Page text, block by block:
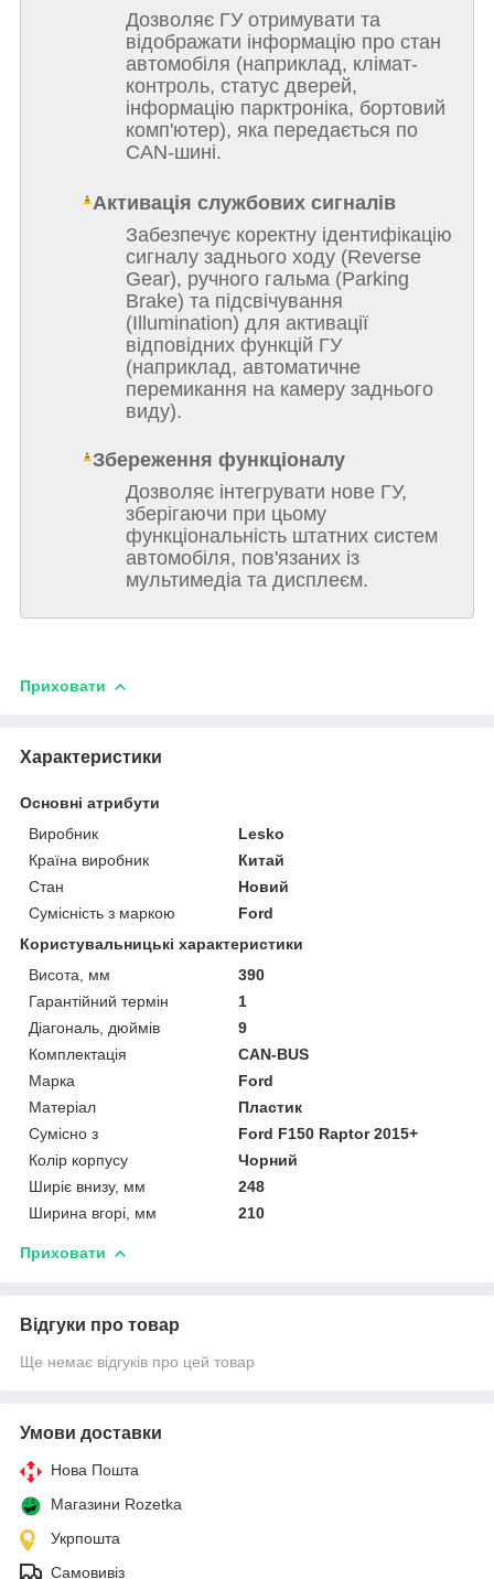
Дозволяє ГУ отримувати та
відображати інформацію про стан
автомобіля (наприклад, клімат-
контроль, статус дверей,
інформацію парктроніка, бортовий
комп'ютер), яка передається по
CAN-шині.
Активація службових сигналів
Забезпечує коректну ідентифікацію
сигналу заднього ходу (Reverse
Gear), ручного гальма (Parking
Brake) та підсвічування
(Illumination) для активації
відповідних функцій ГУ
(наприклад, автоматичне
перемикання на камеру заднього
виду).
Збереження функціоналу
Дозволяє інтегрувати нове ГУ,
зберігаючи при цьому
функціональність штатних систем
автомобіля, пов'язаних із
мультимедіа та дисплеєм.
Приховати
Характеристики
Основні атрибути
Виробник
Lesko
Країна виробник
Китай
Стан
Новий
Сумісність з маркою
Ford
Користувальницькі характеристики
Висота, мм
390
Гарантійний термін
1
Діагональ, дюймів
9
Комплектація
CAN-BUS
Марка
Ford
Матеріал
Пластик
Сумісно з
Ford F150 Raptor 2015+
Колір корпусу
Чорний
Ширіє внизу, мм
248
Ширина вгорі, мм
210
Приховати
Відгуки про товар
Ще немає відгуків про цей товар
Умови доставки
Нова Пошта
Магазини Rozetka
Укрпошта
Самовивіз